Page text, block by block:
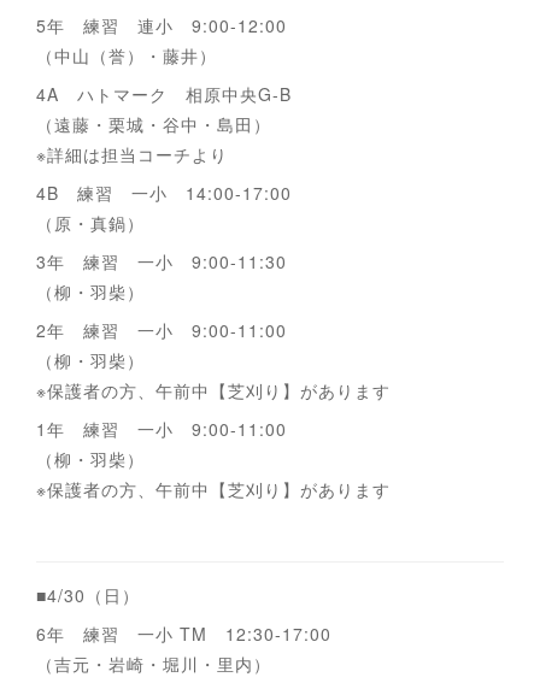
5年 練習 連小 9:00-12:00
（中山（誉）・藤井）
4A ハトマーク 相原中央G-B
（遠藤・栗城・谷中・島田）
※詳細は担当コーチより
4B 練習 一小 14:00-17:00
（原・真鍋）
3年 練習 一小 9:00-11:30
（柳・羽柴）
2年 練習 一小 9:00-11:00
（柳・羽柴）
※保護者の方、午前中【芝刈り】があります
1年 練習 一小 9:00-11:00
（柳・羽柴）
※保護者の方、午前中【芝刈り】があります
■4/30（日）
6年 練習 一小 TM 12:30-17:00
（吉元・岩崎・堀川・里内）